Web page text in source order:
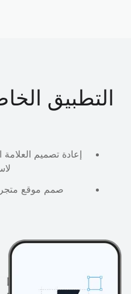
التطبيق
إعادة تصميم العلامة
صمم موقع